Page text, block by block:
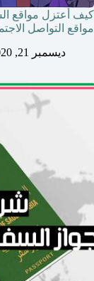
كيف أعتزل مواقع
مواقع التواصل
ديسمبر 21, 2020